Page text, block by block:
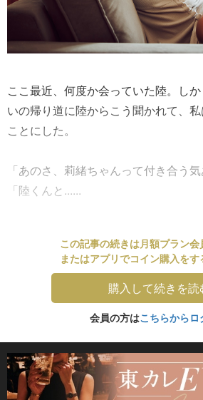
ここ最近、何度か会っていた陸。し
いの帰り道に陸からこう聞かれて、
ことにした。
「あのさ、莉緒ちゃんって付き合う気
「陸くんと......
この記事の続きは月額プラン会
またはアプリでコイン購入を
購入して続きを読
会員の方はこちらからロ